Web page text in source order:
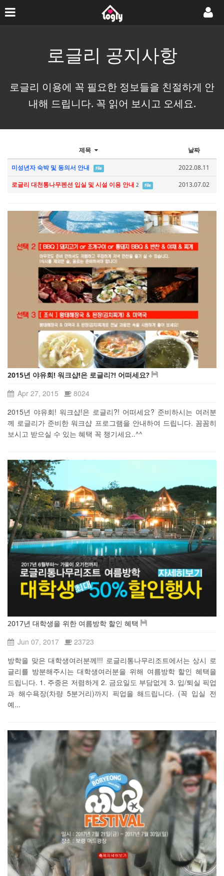
로글리 공지사항
로글리 이용에 꼭 필요한 정보들을 친절하게 안
내해 드립니다. 꼭 읽어 보시고 오세요.
제목 날짜
미성년자 숙박 및 동의서 안내 File
2022.08.11
로글리 대천통나무펜션 입실 및 시설 이용 안내 2 File 2013.07.02
2015년 야유회! 워크샵!은 로글리?! 어떠세요?
Apr 27, 2015
8024
2015년 야유회! 워크샵!은 로글리?! 어떠세요? 준비하시는 여러분
께 로글리가 준비한 워크샵 프로그램을 안내하여 드립니다. 꼼꼼히
보시고 받으실 수 있는 혜택 꼭 챙기세요..^^
2017년 대학생을 위한 여름방학 할인 혜택
Jun 07, 2017
23723
방학을 맞은 대학생여러분께!!! 로글리통나무리조트에서는 상시 로
글리를 방분해주시는 대학생여러분을 위해 여름방학 할인 혜택을
드립니다. 1. 주중은 저렴하게 2. 금요일도 부담없게 3. 입/퇴실 픽업
과 해수욕장(차량 5분거리)까지 픽업을 해드립니다. (꼭 입실 전
예...